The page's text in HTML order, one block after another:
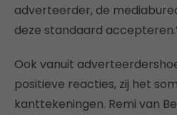
adverteerder, de
deze standaard
Ook vanuit
positieve reacties, zij het
kanttekeningen. Remi van